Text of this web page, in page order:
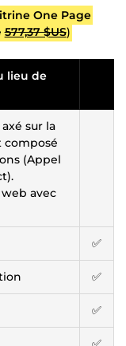
One Page
577,37 $US)
lieu de
sur la
composé
(Appel
avec
✅
✅
✅